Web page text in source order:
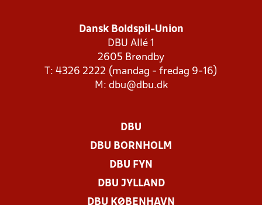
Dansk Boldspil-Union
DBU Allé 1
2605 Brøndby
T: 4326 2222 (mandag - fredag 9-16)
M: dbu@dbu.dk
DBU
DBU BORNHOLM
DBU FYN
DBU JYLLAND
DBU KØBENHAVN